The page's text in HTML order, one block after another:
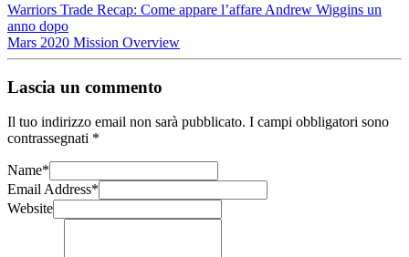
Warriors Trade Recap: Come appare l’affare Andrew Wiggins un
anno dopo
Mars 2020 Mission Overview
Lascia un commento
Il tuo indirizzo email non sarà pubblicato. I campi obbligatori sono
contrassegnati *
Name*
Email Address*
Website